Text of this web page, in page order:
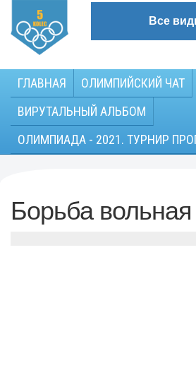
Все
ГЛАВНАЯ
ОЛИМПИЙСКИЙ ЧАТ
ВИРУТАЛЬНЫЙ АЛЬБОМ
ОЛИМПИАДА - 2021. ТУРНИР
Борьба вольная